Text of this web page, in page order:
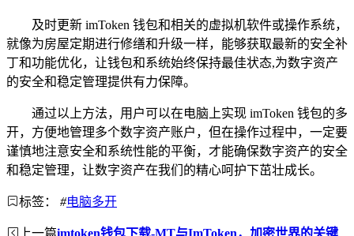
及时更新 imToken 钱包和相关的虚拟机软件或操作系统，
就像为房屋定期进行修缮和升级一样，能够获取最新的安全补
丁和功能优化，让钱包和系统始终保持最佳状态,为数字资产
的安全和稳定管理提供有力保障。
通过以上方法，用户可以在电脑上实现 imToken 钱包的多
开，方便地管理多个数字资产账户，但在操作过程中，一定要
谨慎地注意安全和系统性能的平衡，才能确保数字资产的安全
和稳定管理，让数字资产在我们的精心呵护下茁壮成长。
标签： #电脑多开
上一篇